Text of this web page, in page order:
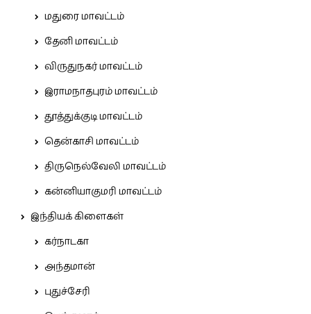
மதுரை மாவட்டம்
தேனி மாவட்டம்
விருதுநகர் மாவட்டம்
இராமநாதபுரம் மாவட்டம்
தூத்துக்குடி மாவட்டம்
தென்காசி மாவட்டம்
திருநெல்வேலி மாவட்டம்
கன்னியாகுமரி மாவட்டம்
இந்தியக் கிளைகள்
கர்நாடகா
அந்தமான்
புதுச்சேரி